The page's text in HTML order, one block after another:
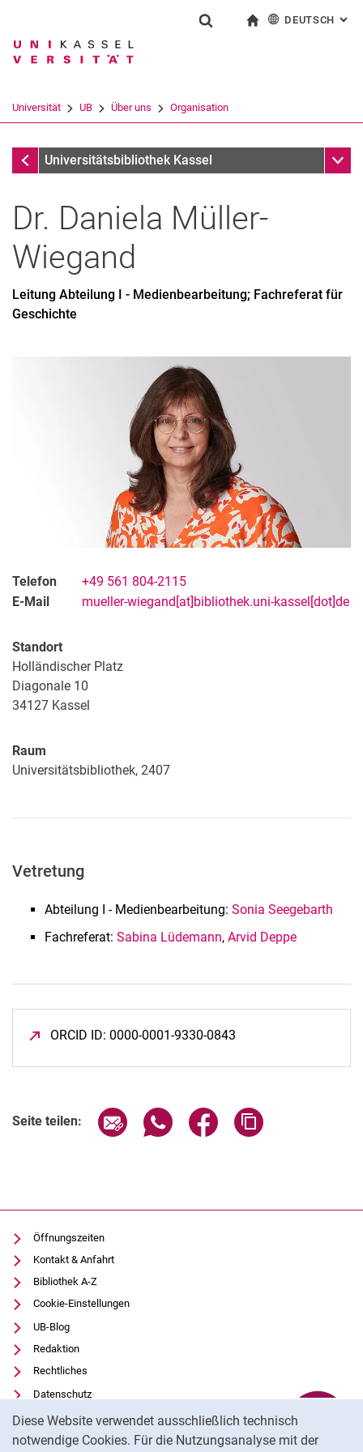
Springe direkt zu: Inhalt
Springe direkt zu: Suche
Springe direkt zu:
Diese Website verwendet ausschließlich technisch
notwendige Cookies. Für die Nutzungsanalyse mit der
Suchbegriff
Suchen (öffnet externen Link in einem
DEUTSCH :
Universität UB Über uns Organisation
Mitarbeiterseiten
Universitätsbibliothek Kassel
Profil
Organisation
Öffentlichkeitsarbeit
Dr. Daniela Müller-
Wiegand
Leitung Abteilung I - Medienbearbeitung; Fachreferat für
Geschichte
Telefon
+49 561 804-2115
E-Mail
mueller-wiegand[at]bibliothek.uni-kassel[dot]de
Standort
Holländischer Platz
Diagonale 10
34127 Kassel
Raum
Universitätsbibliothek, 2407
Vetretung
Abteilung I - Medienbearbeitung: Sonia Seegebarth
Fachreferat: Sabina Lüdemann, Arvid Deppe
ORCID ID: 0000-0001-9330-0843
Seite teilen: Seite über E-Mail teilen
Seite über WhatsApp teilen
Seite über Facebook
Öffnungszeiten
Kontakt & Anfahrt
Bibliothek A-Z
Cookie-Einstellungen
UB-Blog
Redaktion
Rechtliches
Datenschutz
Barrierefreiheit
Transparenter KI-Einsatz